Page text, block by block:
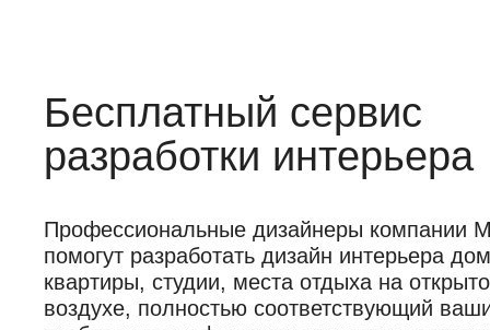
Бесплатный сервис
разработки интерьера
Профессиональные дизайнеры компании
помогут разработать дизайн интерьера
квартиры, студии, места отдыха на
воздухе, полностью соответствующий